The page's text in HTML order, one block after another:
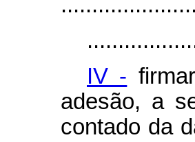
IV -
adesão, a
contado da